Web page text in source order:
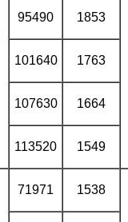
95490 1853
101640 1763
107630 1664
113520 1549
71971 1538